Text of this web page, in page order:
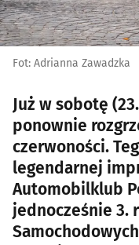
Fot: Adrianna Zawadzka
Już w sobotę
ponownie
czerwoności.
legendarnej
Automobilklub
jednocześnie 3.